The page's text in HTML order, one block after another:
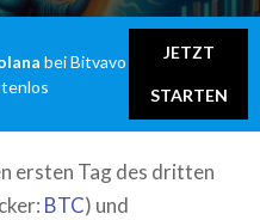
bei Bitvavo
JETZT
STARTEN
ersten Tag des dritten
BTC) und